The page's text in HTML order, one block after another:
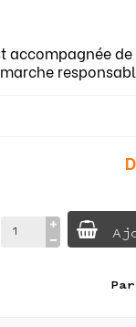
accompagnée